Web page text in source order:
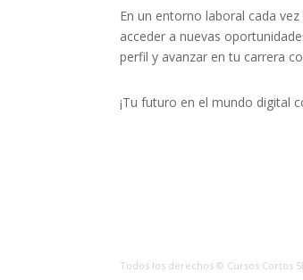
En un entorno laboral cada
acceder a nuevas
perfil y avanzar en tu carrera
¡Tu futuro en el mundo digital
Todos los derechos © Cursos Cortos